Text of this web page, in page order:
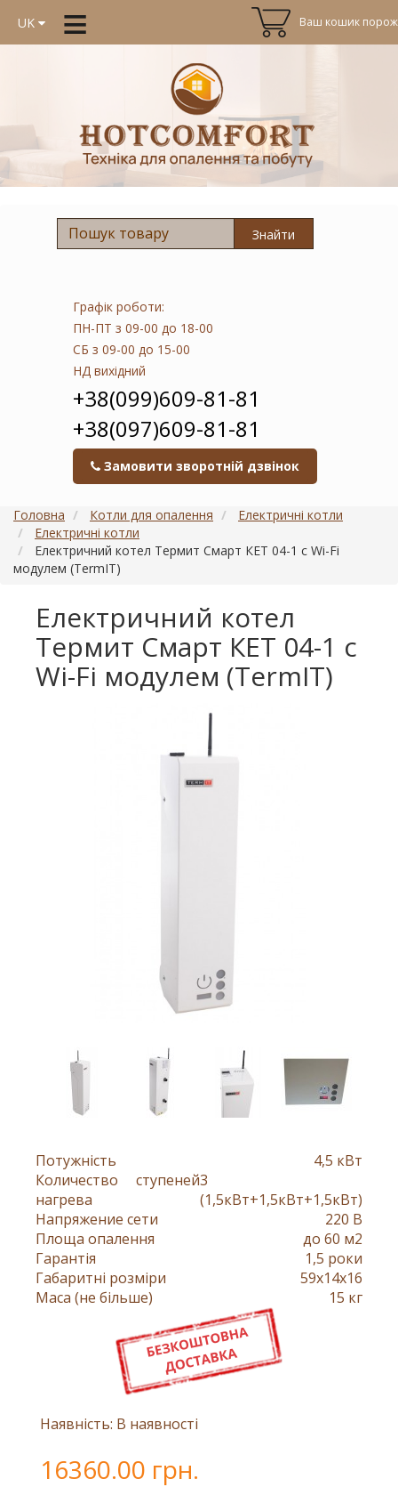
UK ≡ Ваш кошик
Знайти
Графік роботи:
ПН-ПТ з 09-00 до 18-00
СБ з 09-00 до 15-00
НДвихідний
+38(099)609-81-81
+38(097)609-81-81
Замовити зворотній дзвінок
Головна Котли для опалення
Електричні котли
Електричні котли
Електричний котел Термит Смарт КЕТ 04-1 с Wi-Fi
модулем (TermIT)
Електричний котел
Термит Смарт КЕТ 04-1 с
Wi-Fi модулем (TermIT)
Потужність
4,5 кВт
Количество ступеней
нагрева
3
(1,5кВт+1,5кВт+1,5кВт)
Напряжение сети
220 В
Площа опалення
до 60 м2
Гарантія
1,5 роки
Габаритні розміри
59x14x16
Маса (не більше)
15 кг
Наявність: В наявності
16360.00 грн.